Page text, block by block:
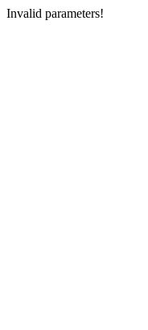
Invalid parameters!